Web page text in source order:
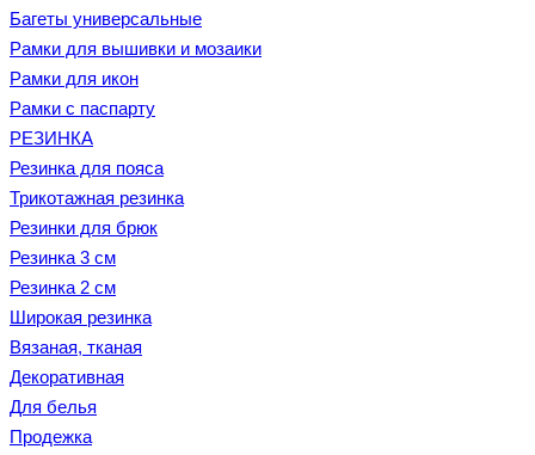
Багеты универсальные
Рамки для вышивки и мозаики
Рамки для икон
Рамки с паспарту
РЕЗИНКА
Резинка для пояса
Трикотажная резинка
Резинки для брюк
Резинка 3 см
Резинка 2 см
Широкая резинка
Вязаная, тканая
Декоративная
Для белья
Продежка